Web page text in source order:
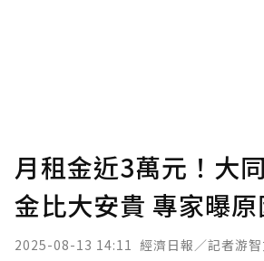
月租金近3萬元！大
金比大安貴 專家曝原
2025-08-13 14:11 經濟日報／記者游